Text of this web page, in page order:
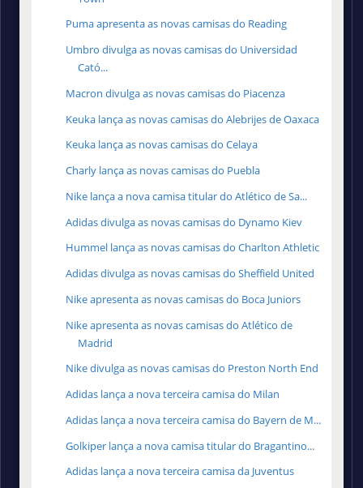
Puma apresenta as novas camisas do Reading
Umbro divulga as novas camisas do Universidad
Cató...
Macron divulga as novas camisas do Piacenza
Keuka lança as novas camisas do Alebrijes de Oaxaca
Keuka lança as novas camisas do Celaya
Charly lança as novas camisas do Puebla
Nike lança a nova camisa titular do Atlético de Sa...
Adidas divulga as novas camisas do Dynamo Kiev
Hummel lança as novas camisas do Charlton Athletic
Adidas divulga as novas camisas do Sheffield United
Nike apresenta as novas camisas do Boca Juniors
Nike apresenta as novas camisas do Atlético de
Madrid
Nike divulga as novas camisas do Preston North End
Adidas lança a nova terceira camisa do Milan
Adidas lança a nova terceira camisa do Bayern de M...
Golkiper lança a nova camisa titular do Bragantino...
Adidas lança a nova terceira camisa da Juventus